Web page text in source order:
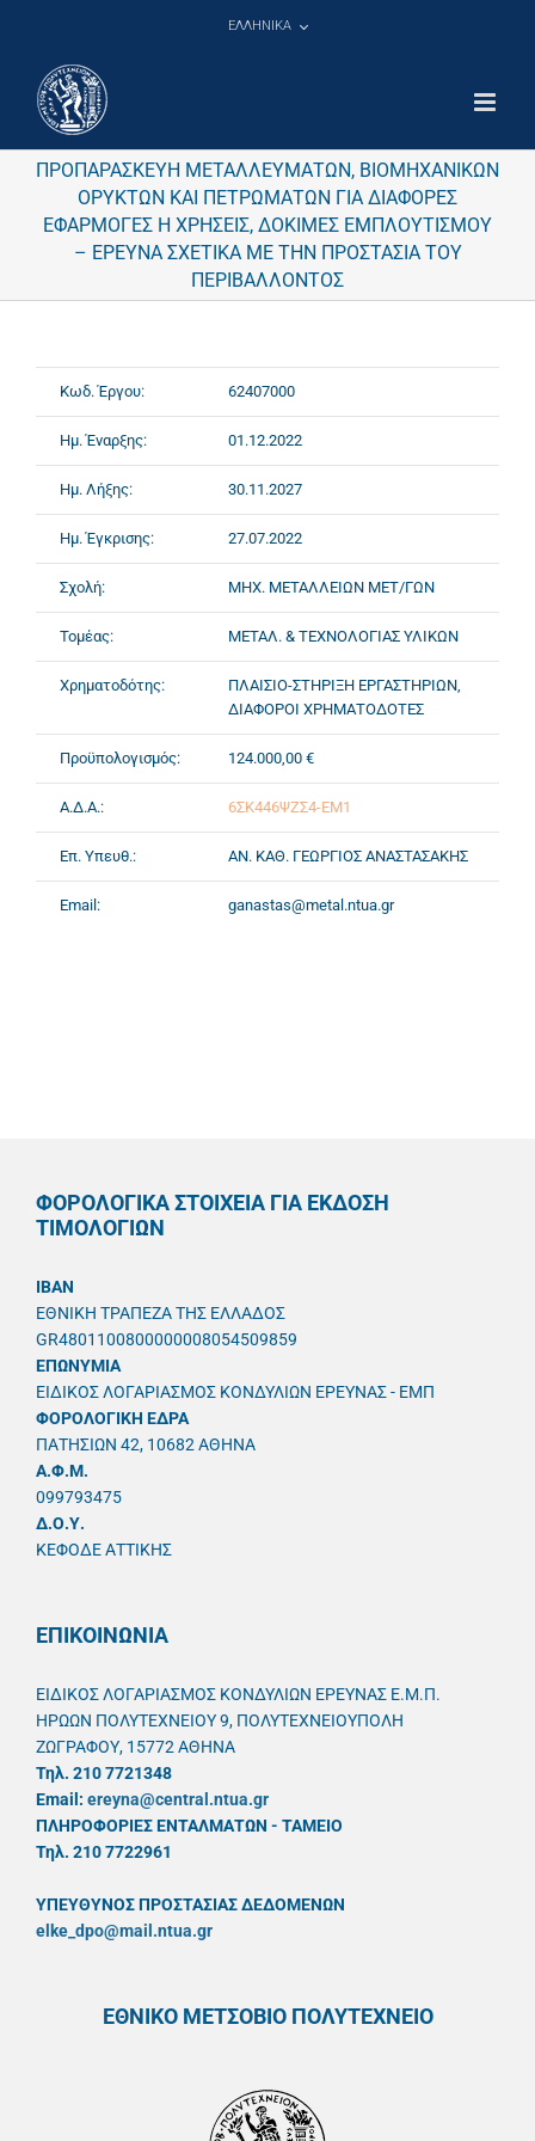
ΕΛΛΗΝΙΚΑ
ΠΡΟΠΑΡΑΣΚΕΥΗ ΜΕΤΑΛΛΕΥΜΑΤΩΝ, ΒΙΟΜΗΧΑΝΙΚΩΝ
ΟΡΥΚΤΩΝ ΚΑΙ ΠΕΤΡΩΜΑΤΩΝ ΓΙΑ ΔΙΑΦΟΡΕΣ
ΕΦΑΡΜΟΓΕΣ Η ΧΡΗΣΕΙΣ, ΔΟΚΙΜΕΣ ΕΜΠΛΟΥΤΙΣΜΟΥ
– ΕΡΕΥΝΑ ΣΧΕΤΙΚΑ ΜΕ ΤΗΝ ΠΡΟΣΤΑΣΙΑ ΤΟΥ
ΠΕΡΙΒΑΛΛΟΝΤΟΣ
Κωδ. Έργου: 62407000
Ημ. Έναρξης: 01.12.2022
Ημ. Λήξης: 30.11.2027
Ημ. Έγκρισης: 27.07.2022
Σχολή: ΜΗΧ. ΜΕΤΑΛΛΕΙΩΝ ΜΕΤ/ΓΩΝ
Τομέας: ΜΕΤΑΛ. & ΤΕΧΝΟΛΟΓΙΑΣ ΥΛΙΚΩΝ
Χρηματοδότης:
ΠΛΑΙΣΙΟ-ΣΤΗΡΙΞΗ ΕΡΓΑΣΤΗΡΙΩΝ,
ΔΙΑΦΟΡΟΙ ΧΡΗΜΑΤΟΔΟΤΕΣ
Προϋπολογισμός: 124.000,00 €
Α.Δ.Α.: 6ΣΚ446ΨΖΣ4-ΕΜ1
Επ. Υπευθ.: ΑΝ. ΚΑΘ. ΓΕΩΡΓΙΟΣ ΑΝΑΣΤΑΣΑΚΗΣ
Email: ganastas@metal.ntua.gr
ΦΟΡΟΛΟΓΙΚΑ ΣΤΟΙΧΕΙΑ ΓΙΑ ΕΚΔΟΣΗ
ΤΙΜΟΛΟΓΙΩΝ
IBAN
ΕΘΝΙΚΗ ΤΡΑΠΕΖΑ ΤΗΣ ΕΛΛΑΔΟΣ
GR4801100800000008054509859
ΕΠΩΝΥΜΙΑ
ΕΙΔΙΚΟΣ ΛΟΓΑΡΙΑΣΜΟΣ ΚΟΝΔΥΛΙΩΝ ΕΡΕΥΝΑΣ - ΕΜΠ
ΦΟΡΟΛΟΓΙΚΗ ΕΔΡΑ
ΠΑΤΗΣΙΩΝ 42, 10682 ΑΘΗΝΑ
A.Φ.Μ.
099793475
Δ.Ο.Υ.
ΚΕΦΟΔΕ ΑΤΤΙΚΗΣ
ΕΠΙΚΟΙΝΩΝΙΑ
ΕΙΔΙΚΟΣ ΛΟΓΑΡΙΑΣΜΟΣ ΚΟΝΔΥΛΙΩΝ ΕΡΕΥΝΑΣ Ε.Μ.Π.
ΗΡΩΩΝ ΠΟΛΥΤΕΧΝΕΙΟΥ 9, ΠΟΛΥΤΕΧΝΕΙΟΥΠΟΛΗ
ΖΩΓΡΑΦΟΥ, 15772 ΑΘΗΝΑ
Τηλ. 210 7721348
Email: ereyna@central.ntua.gr
ΠΛΗΡΟΦΟΡΙΕΣ ΕΝΤΑΛΜΑΤΩΝ - ΤΑΜΕΙΟ
Τηλ. 210 7722961
ΥΠΕΥΘYΝΟΣ ΠΡΟΣΤΑΣΙΑΣ ΔΕΔΟΜΕΝΩΝ
elke_dpo@mail.ntua.gr
ΕΘΝΙΚΟ ΜΕΤΣΟΒΙΟ ΠΟΛΥΤΕΧΝΕΙΟ